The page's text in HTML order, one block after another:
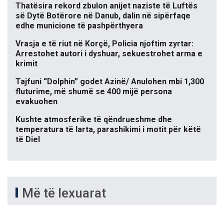
Thatësira rekord zbulon anijet naziste të Luftës
së Dytë Botërore në Danub, dalin në sipërfaqe
edhe municione të pashpërthyera
Vrasja e të riut në Korçë, Policia njoftim zyrtar:
Arrestohet autori i dyshuar, sekuestrohet arma e
krimit
Tajfuni “Dolphin” godet Azinë/ Anulohen mbi 1,300
fluturime, më shumë se 400 mijë persona
evakuohen
Kushte atmosferike të qëndrueshme dhe
temperatura të larta, parashikimi i motit për këtë
të Diel
Më të lexuarat